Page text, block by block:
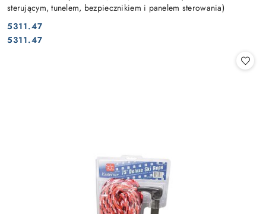
sterującym, tunelem, bezpiecznikiem i panelem sterowania)
Cena:
5311.47
Cena:
5311.47